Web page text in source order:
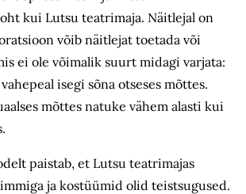
kui Lutsu teatrimaja. Näitlejal on
võib näitlejat toetada või
ei ole võimalik suurt midagi varjata:
isegi sõna otseses mõttes.
mõttes natuke vähem alasti kui
paistab, et Lutsu teatrimajas
ja kostüümid olid teistsugused.